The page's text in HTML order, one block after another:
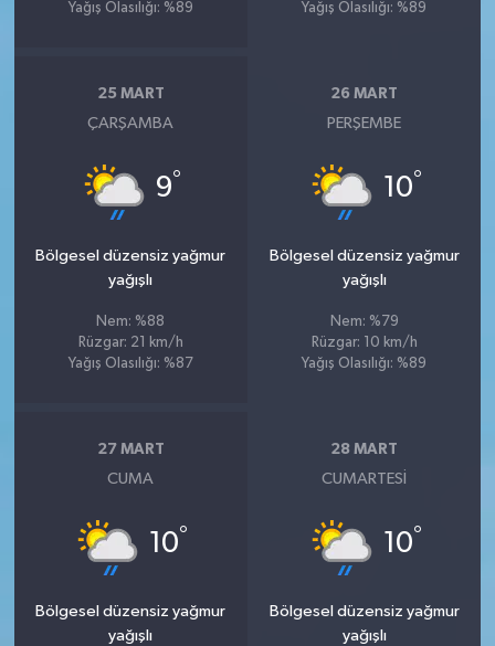
Yağış Olasılığı: %89
Yağış Olasılığı: %89
25 MART
ÇARŞAMBA
9°
Bölgesel düzensiz yağmur
yağışlı
Nem: %88
Rüzgar: 21 km/h
Yağış Olasılığı: %87
26 MART
PERŞEMBE
10°
Bölgesel düzensiz yağmur
yağışlı
Nem: %79
Rüzgar: 10 km/h
Yağış Olasılığı: %89
27 MART
CUMA
10°
Bölgesel düzensiz yağmur
yağışlı
28 MART
CUMARTESI
10°
Bölgesel düzensiz yağmur
yağışlı